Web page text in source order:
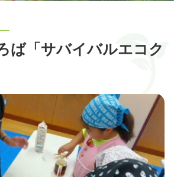
ば「サバイバルエコク